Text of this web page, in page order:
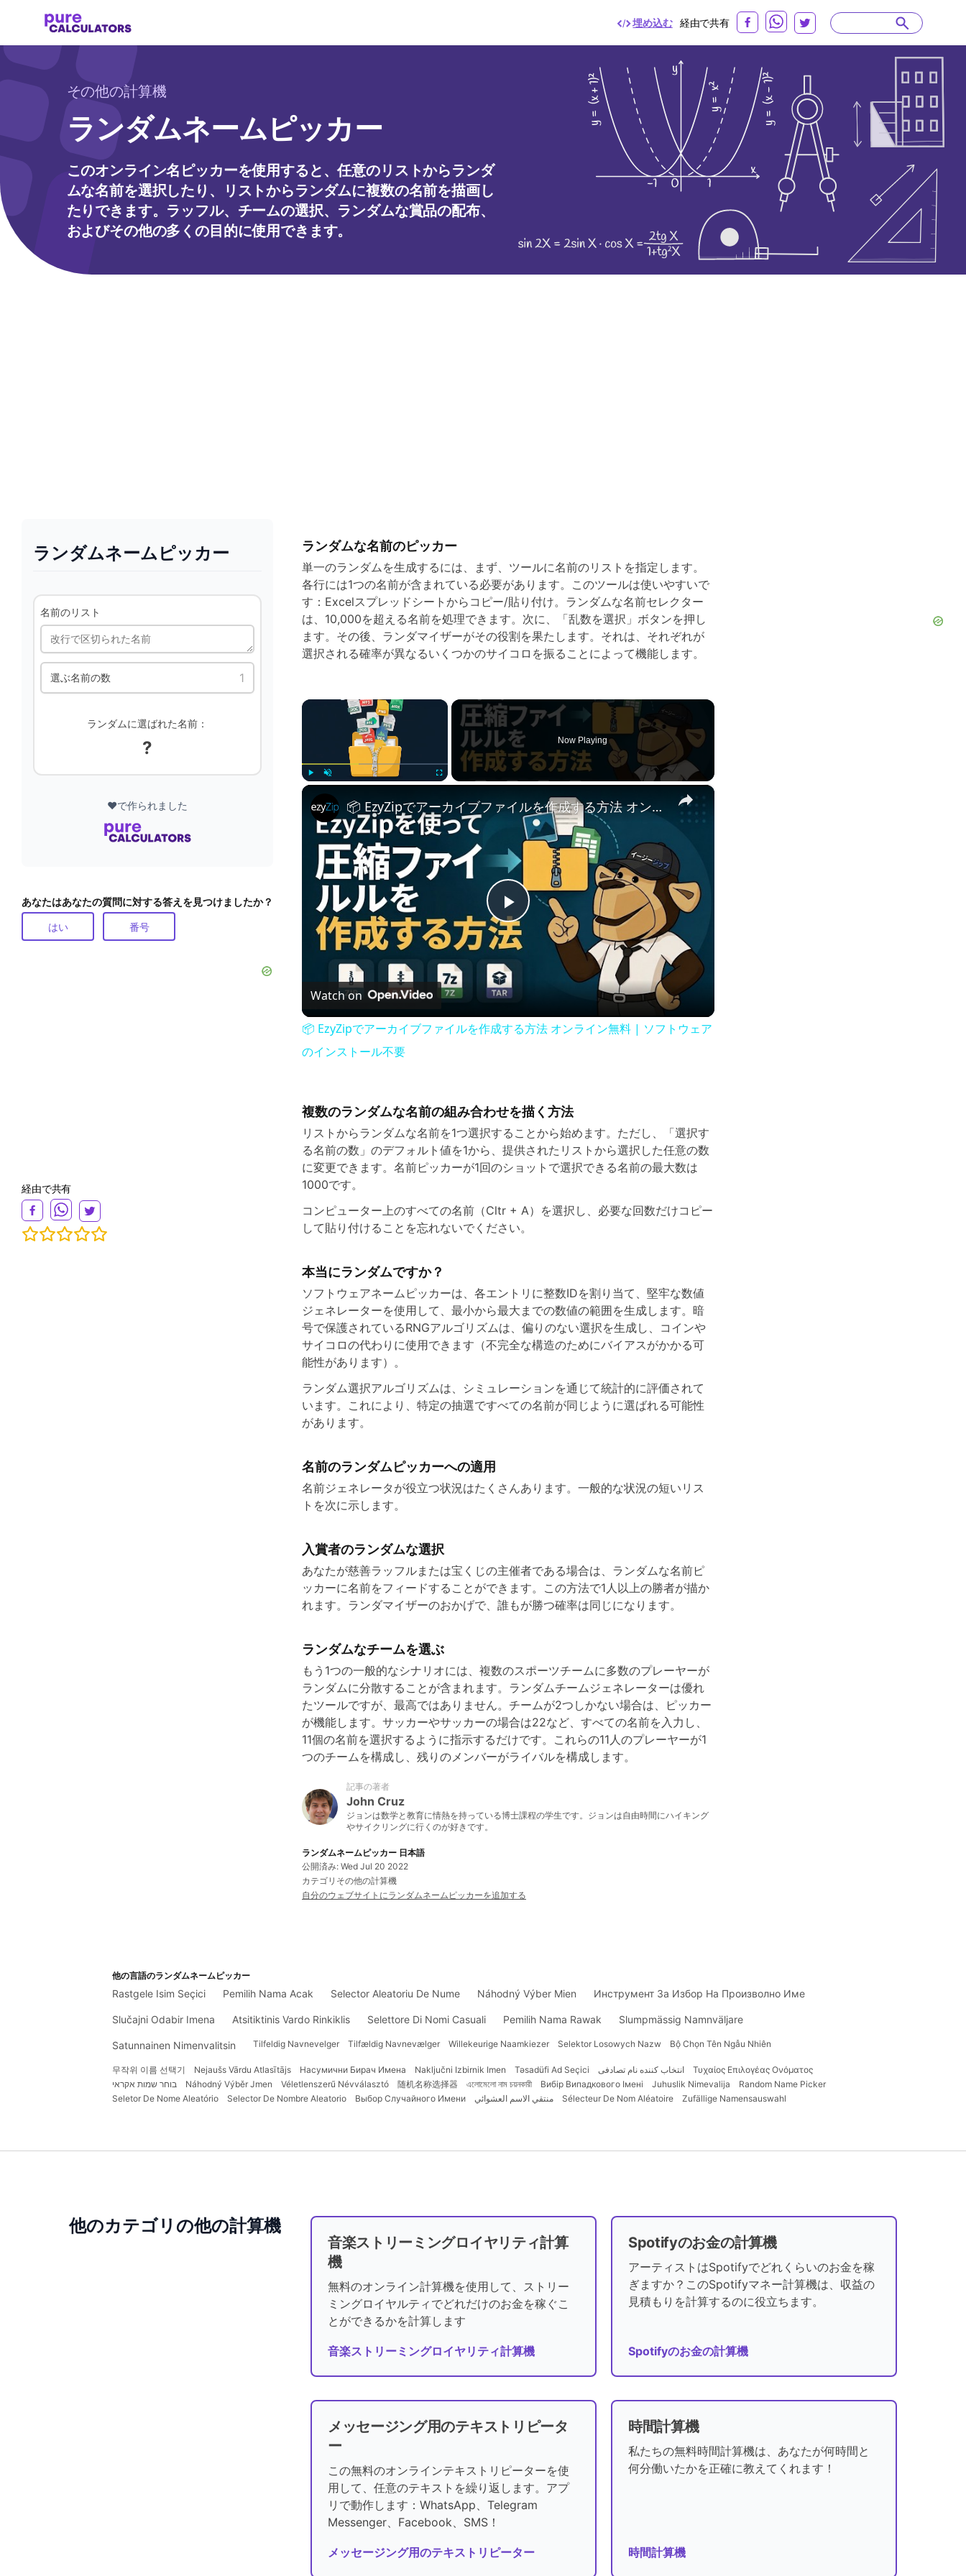
埋め込む 経由で共有
その他の計算機
ランダムネームピッカー
このオンライン名ピッカーを使用すると、任意のリストからランダ
ムな名前を選択したり、リストからランダムに複数の名前を描画し
たりできます。ラッフル、チームの選択、ランダムな賞品の配布、
およびその他の多くの目的に使用できます。
ランダムネームピッカー
名前のリスト
選ぶ名前の数
ランダムに選ばれた名前：
?
❤️で作られました
あなたはあなたの質問に対する答えを見つけましたか？
はい 番号
経由で共有
ランダムな名前のピッカー
単一のランダムを生成するには、まず、ツールに名前のリストを指定します。
各行には1つの名前が含まれている必要があります。このツールは使いやすいで
す：Excelスプレッドシートからコピー/貼り付け。ランダムな名前セレクター
は、10,000を超える名前を処理できます。次に、「乱数を選択」ボタンを押し
ます。その後、ランダマイザーがその役割を果たします。それは、それぞれが
選択される確率が異なるいくつかのサイコロを振ることによって機能します。
×
Now Playing
×
P
l
i
e
📦 EzyZipでアーカイブファイルを作成する方法 オンライン無料 | ソフトウェアのインストール不要
Watch on
📦 EzyZipでアーカイブファイルを作成する方法 オンライン無料 | ソフトウェア
のインストール不要
複数のランダムな名前の組み合わせを描く方法
リストからランダムな名前を1つ選択することから始めます。ただし、「選択す
る名前の数」のデフォルト値を1から、提供されたリストから選択した任意の数
に変更できます。名前ピッカーが1回のショットで選択できる名前の最大数は
1000です。
コンピューター上のすべての名前（Cltr + A）を選択し、必要な回数だけコピー
して貼り付けることを忘れないでください。
本当にランダムですか？
ソフトウェアネームピッカーは、各エントリに整数IDを割り当て、堅牢な数値
ジェネレーターを使用して、最小から最大までの数値の範囲を生成します。暗
号で保護されているRNGアルゴリズムは、偏りのない選択を生成し、コインや
サイコロの代わりに使用できます（不完全な構造のためにバイアスがかかる可
能性があります）。
ランダム選択アルゴリズムは、シミュレーションを通じて統計的に評価されて
います。これにより、特定の抽選ですべての名前が同じように選ばれる可能性
があります。
名前のランダムピッカーへの適用
名前ジェネレータが役立つ状況はたくさんあります。一般的な状況の短いリス
トを次に示します。
入賞者のランダムな選択
あなたが慈善ラッフルまたは宝くじの主催者である場合は、ランダムな名前ピ
ッカーに名前をフィードすることができます。この方法で1人以上の勝者が描か
れます。ランダマイザーのおかげで、誰もが勝つ確率は同じになります。
ランダムなチームを選ぶ
もう1つの一般的なシナリオには、複数のスポーツチームに多数のプレーヤーが
ランダムに分散することが含まれます。ランダムチームジェネレーターは優れ
たツールですが、最高ではありません。チームが2つしかない場合は、ピッカー
が機能します。サッカーやサッカーの場合は22など、すべての名前を入力し、
11個の名前を選択するように指示するだけです。これらの11人のプレーヤーが1
つのチームを構成し、残りのメンバーがライバルを構成します。
記事の著者
John Cruz
ジョンは数学と教育に情熱を持っている博士課程の学生です。ジョンは自由時間にハイキング
やサイクリングに行くのが好きです。
ランダムネームピッカー 日本語
公開済み: Wed Jul 20 2022
カテゴリその他の計算機
自分のウェブサイトにランダムネームピッカーを追加する
他の言語のランダムネームピッカー
Rastgele Isim Seçici Pemilih Nama Acak Selector Aleatoriu De Nume Náhodný Výber Mien Инструмент За Избор На Произволно Име
Slučajni Odabir Imena Atsitiktinis Vardo Rinkiklis Selettore Di Nomi Casuali Pemilih Nama Rawak Slumpmässig Namnväljare
Satunnainen Nimenvalitsin Tilfeldig Navnevelger Tilfældig Navnevælger Willekeurige Naamkiezer Selektor Losowych Nazw Bộ Chọn Tên Ngẫu Nhiên
무작위 이름 선택기 Nejaušs Vārdu Atlasītājs Насумични Бирач Имена Naključni Izbirnik Imen Təsadüfi Ad Seçici انتخاب کننده نام تصادفی
Τυχαίος Επιλογέας Ονόματος
בוחר שמות אקראי
Náhodný Výběr Jmen Véletlenszerű Névválasztó 随机名称选择器 এলোমেলো নাম চয়নকারী Вибір Випадкового Імені Juhuslik Nimevalija
Random Name Picker
Seletor De Nome Aleatório
Selector De Nombre Aleatorio Выбор Случайного Имени منتقي الاسم العشوائي Sélecteur De Nom Aléatoire Zufällige Namensauswahl
他のカテゴリの他の計算機
音楽ストリーミングロイヤリティ計算
機
無料のオンライン計算機を使用して、ストリー
ミングロイヤルティでどれだけのお金を稼ぐこ
とができるかを計算します
音楽ストリーミングロイヤリティ計算機
Spotifyのお金の計算機
アーティストはSpotifyでどれくらいのお金を稼
ぎますか？このSpotifyマネー計算機は、収益の
見積もりを計算するのに役立ちます。
Spotifyのお金の計算機
メッセージング用のテキストリピータ
ー
この無料のオンラインテキストリピーターを使
用して、任意のテキストを繰り返します。アプ
リで動作します：WhatsApp、Telegram
Messenger、Facebook、SMS！
メッセージング用のテキストリピーター
時間計算機
私たちの無料時間計算機は、あなたが何時間と
何分働いたかを正確に教えてくれます！
時間計算機